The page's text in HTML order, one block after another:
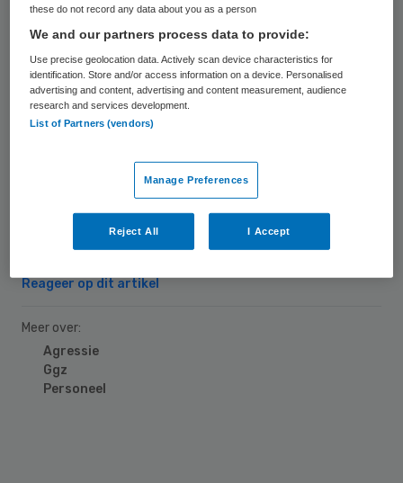
De medewerkers zijn volgens de krant
ernstig bezorgd over de veiligheid binnen de
kliniek. De onveilige situatie komt voort uit
structurele onderbezetting en de inzet van
tijdelijke krachten. Personeelsleden van drie
locaties van de tbs-instelling zijn
opgeroepen om maandagochtend om tien
uur het werk neer te leggen en met het
bestuur te praten. (ANP)
Reageer op dit artikel
Meer over:
Agressie
Ggz
Personeel
these do not record any data about you as a person
We and our partners process data to provide:
Use precise geolocation data. Actively scan device characteristics for
identification. Store and/or access information on a device. Personalised
advertising and content, advertising and content measurement, audience
research and services development.
List of Partners (vendors)
Manage Preferences
Reject All I Accept